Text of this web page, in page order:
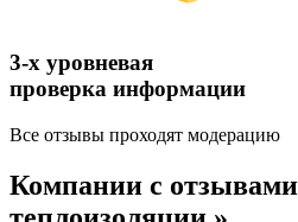
3-х уровневая
проверка информации
Все отзывы проходят модерацию
Компании с